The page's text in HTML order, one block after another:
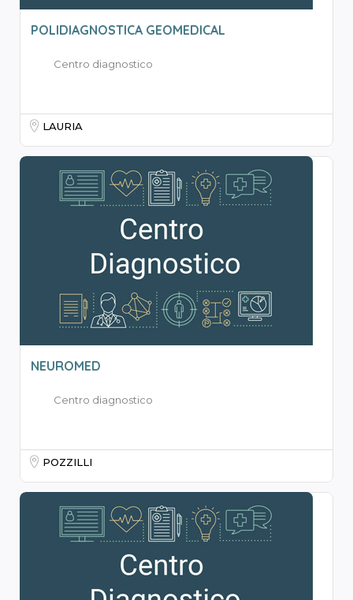
POLIDIAGNOSTICA GEOMEDICAL
Centro diagnostico
LAURIA
NEUROMED
Centro diagnostico
POZZILLI